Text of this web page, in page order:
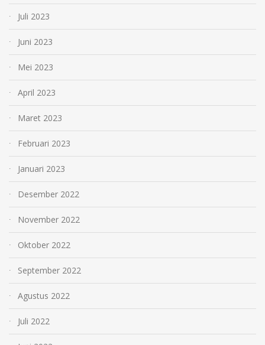
Juli 2023
Juni 2023
Mei 2023
April 2023
Maret 2023
Februari 2023
Januari 2023
Desember 2022
November 2022
Oktober 2022
September 2022
Agustus 2022
Juli 2022